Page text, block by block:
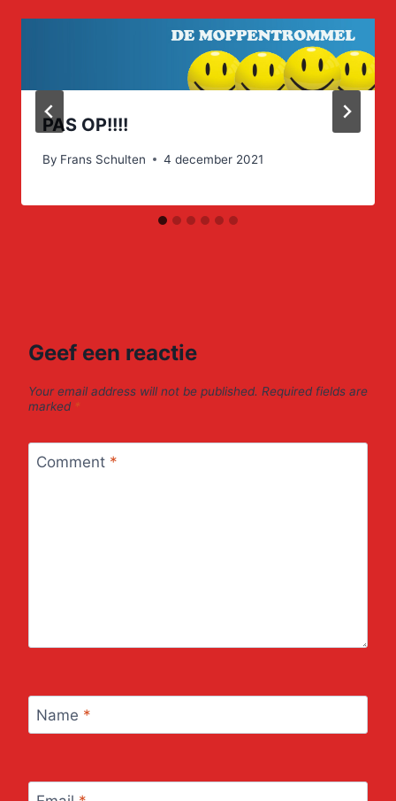
PAS OP!!!!
By Frans Schulten 4 december 2021
Geef een reactie
Your email address will not be published. Required fields are
marked *
Comment *
Name *